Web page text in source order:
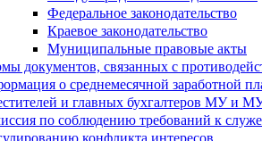
Федеральное законодательство
Краевое законодательство
Муниципальные правовые акты
документов, связанных с
о среднемесячной заработной
и главных бухгалтеров МУ и
по соблюдению требований к
конфликта интересов